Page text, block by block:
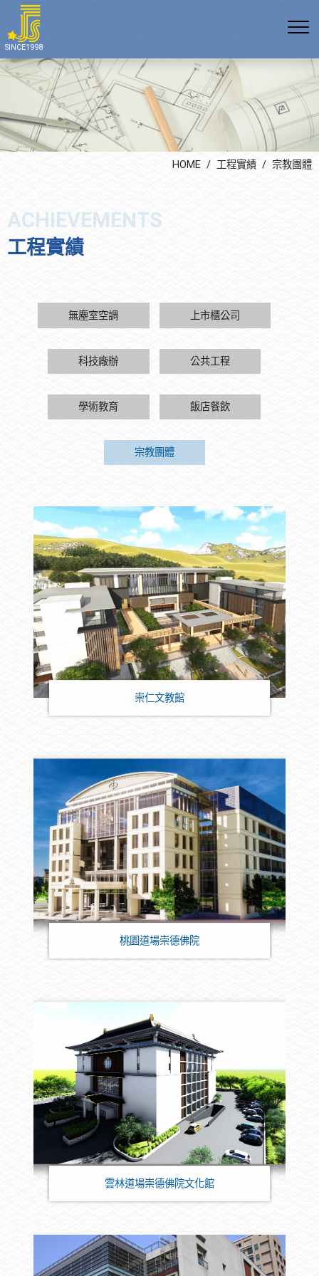
SINCE1998
公司沿革
組織架構
證照專利
勞安管理
E 環境
S 社會責任
G 公司治理
空調產品系列(多聯變頻空
調、冰水系統、熱泵空調)
空調工程系列
無塵室空調系統
機電及自動控制系統
無塵室空調
上市櫃公司
科技廠辦
公共工程
學術教育
通訊方式
最新消息
生活花絮
HOME 工程實績 宗教團體
工程實績
無塵室空調 上市櫃公司
科技廠辦 公共工程
學術教育 飯店餐飲
宗教團體
崇仁文教館
桃園道場崇德佛院
雲林道場崇德佛院文化館